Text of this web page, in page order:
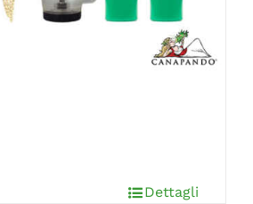
Dettagli